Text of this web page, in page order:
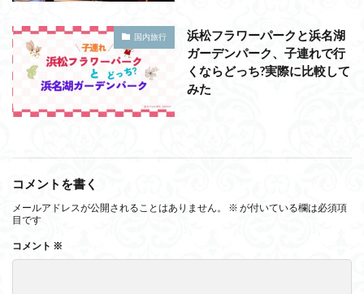
国内旅行
浜松フラワーパークと浜名湖
ガーデンパーク、子連れで行
くならどっち?実際に比較して
みた
コメントを書く
メールアドレスが公開されることはありません。 ※ が付いている欄は必須項
目です
コメント ※